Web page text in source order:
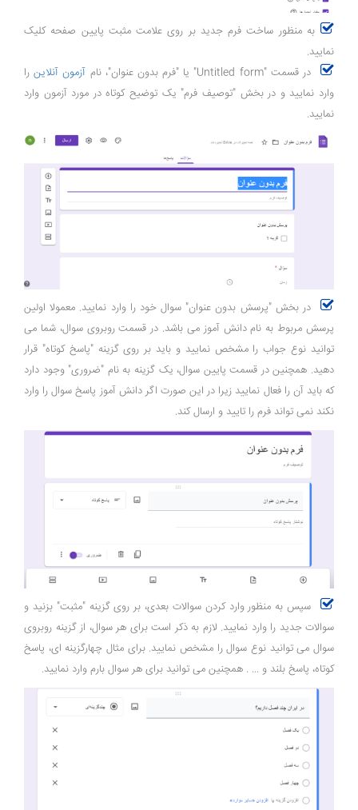
به منظور ساخت فرم جدید بر روی علامت مثبت پایین صفحه کلیک
نمایید.
در قسمت "Untitled form" یا "فرم بدون عنوان"، نام
آزمون آنلاینرا
وارد نمایید و در بخش "توصیف فرم" یک توضیح کوتاه در مورد آزمون وارد
نمایید.
در بخش "پرسش بدون عنوان" سوال خود را وارد نمایید. معمولا اولین
پرسش مربوط به نام دانش آموز می باشد. در قسمت روبروی سوال، شما می
توانید نوع جواب را مشخص نمایید و باید بر روی گزینه "پاسخ کوتاه" قرار
دهید. همچنین در قسمت پایین سوال، یک گزینه به نام "ضروری" وجود دارد
که باید آن را فعال نمایید زیرا در این صورت اگر دانش آموز پاسخ سوال را وارد
نکند نمی تواند فرم را تایید و ارسال کند.
سپس به منظور وارد کردن سوالات بعدی، بر روی گزینه "مثبت" بزنید و
سوالات جدید را وارد نمایید. لازم به ذکر است برای هر سوال، از گزینه روبروی
سوال می توانید نوع سوال را مشخص نمایید. برای مثال چهارگزینه ای، پاسخ
کوتاه، پاسخ بلند و ... . همچنین می توانید برای هر سوال بارم وارد نمایید.